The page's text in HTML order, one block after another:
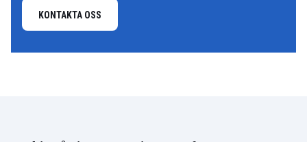
KONTAKTA OSS